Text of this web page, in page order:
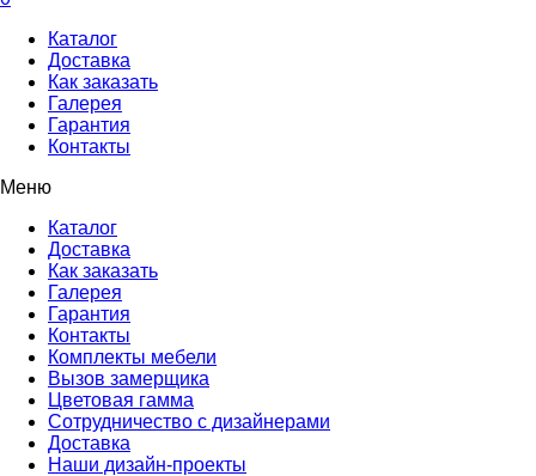
Каталог
Доставка
Как заказать
Галерея
Гарантия
Контакты
Меню
Каталог
Доставка
Как заказать
Галерея
Гарантия
Контакты
Комплекты мебели
Вызов замерщика
Цветовая гамма
Сотрудничество с дизайнерами
Доставка
Наши дизайн-проекты